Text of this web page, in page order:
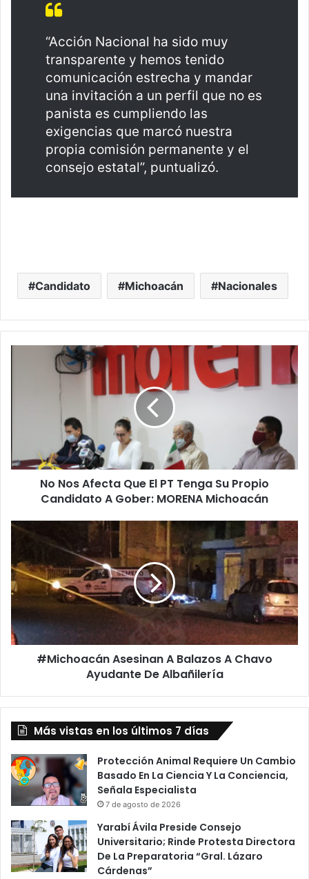
“Acción Nacional ha sido muy
transparente y hemos tenido
comunicación estrecha y mandar
una invitación a un perfil que no es
panista es cumpliendo las
exigencias que marcó nuestra
propia comisión permanente y el
consejo estatal”, puntualizó.
Candidato Michoacán Nacionales
Propio
Candidato
MORENA
No Nos Afecta Que El PT Tenga Su Propio
Candidato A Gober: MORENA Michoacán
#Michoacán
Balazos
A
Chavo
De
Albañilería
#Michoacán Asesinan A Balazos A Chavo
Ayudante De Albañilería
Más vistas en los últimos 7 días
Protección Animal Requiere Un Cambio
Basado En La Ciencia Y La Conciencia,
Señala Especialista
7 de agosto de 2026
Yarabí Ávila Preside Consejo
Universitario; Rinde Protesta Directora
De La Preparatoria “Gral. Lázaro
Cárdenas”